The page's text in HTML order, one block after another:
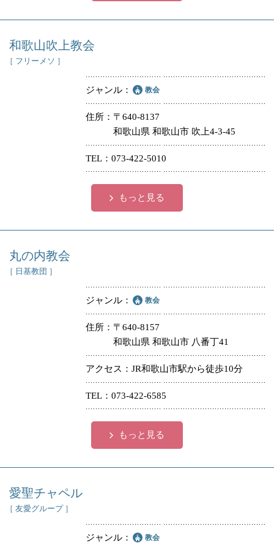
和歌山吹上教会
［ フリーメソ ］
ジャンル 教会
住所
〒640-8137
和歌山県 和歌山市 吹上4-3-45
TEL 073-422-5010
もっと見る
丸の内教会
［ 日基教団 ］
ジャンル 教会
住所
〒640-8157
和歌山県 和歌山市 八番丁41
アクセス JR和歌山市駅から徒歩10分
TEL 073-422-6585
もっと見る
愛聖チャペル
［ 友愛グループ ］
ジャンル 教会